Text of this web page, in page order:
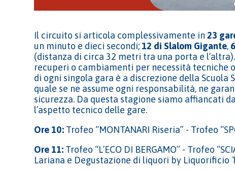
Il circuito si articola complessivamente in23
un minuto e dieci secondi; 12 di Slalom Gigante,
(distanza di circa 32 metri tra una porta e
recuperi o cambiamenti per necessità tecniche
di ogni singola gara è a discrezione della
quale se ne assume ogni responsabilità, ne
sicurezza. Da questa stagione siamo affiancati
l’aspetto tecnico delle gare.
Ore 10: Trofeo “MONTANARI Riseria” - Trofeo
Ore 11: Trofeo “L’ECO DI BERGAMO” - Trofeo
Lariana e Degustazione di liquori by Liquorificio